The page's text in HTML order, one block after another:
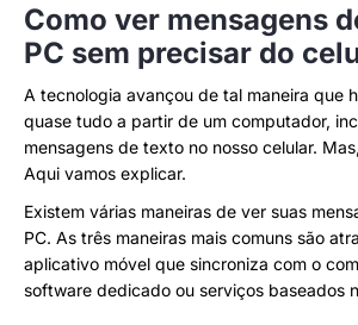
Como ver mensagens
PC sem precisar do
A tecnologia avançou de tal maneira que
quase tudo a partir de um computador,
mensagens de texto no nosso celular.
Aqui vamos explicar.
Existem várias maneiras de ver suas
PC. As três maneiras mais comuns são
aplicativo móvel que sincroniza com o
software dedicado ou serviços baseados